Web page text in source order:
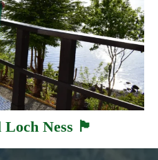
Ness 🏴󠁧󠁢󠁳󠁣󠁴󠁿